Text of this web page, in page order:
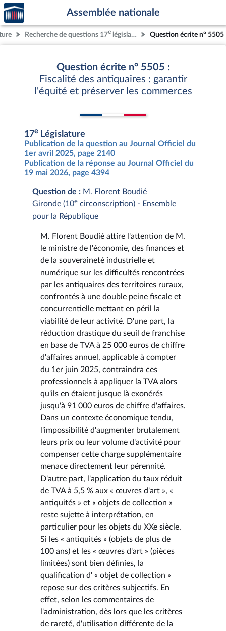
Aller au contenu
Aller en bas de la page
Accèder
à la
page
d'accueil
Assemblée nationale
Recherche de questions 17e législature Question écrite n° 5505
Question écrite n° 5505 :
Fiscalité des antiquaires : garantir
l'équité et préserver les commerces
17e Législature
Publication de la question au Journal Officiel du
1er avril 2025, page 2140
Publication de la réponse au Journal Officiel du
19 mai 2026, page 4394
Question de : M. Florent Boudié
Gironde (10e circonscription) - Ensemble
pour la République
M. Florent Boudié attire l'attention de M.
le ministre de l'économie, des finances et
de la souveraineté industrielle et
numérique sur les difficultés rencontrées
par les antiquaires des territoires ruraux,
confrontés à une double peine fiscale et
concurrentielle mettant en péril la
viabilité de leur activité. D'une part, la
réduction drastique du seuil de franchise
en base de TVA à 25 000 euros de chiffre
d'affaires annuel, applicable à compter
du 1er juin 2025, contraindra ces
professionnels à appliquer la TVA alors
qu'ils en étaient jusque là exonérés
jusqu'à 91 000 euros de chiffre d'affaires.
Dans un contexte économique tendu,
l'impossibilité d'augmenter brutalement
leurs prix ou leur volume d'activité pour
compenser cette charge supplémentaire
menace directement leur pérennité.
D'autre part, l'application du taux réduit
de TVA à 5,5 % aux « œuvres d'art », «
antiquités » et « objets de collection »
reste sujette à interprétation, en
particulier pour les objets du XXe siècle.
Si les « antiquités » (objets de plus de
100 ans) et les « œuvres d'art » (pièces
limitées) sont bien définies, la
qualification d' « objet de collection »
repose sur des critères subjectifs. En
effet, selon les commentaires de
l'administration, dès lors que les critères
de rareté, d'utilisation différente de la